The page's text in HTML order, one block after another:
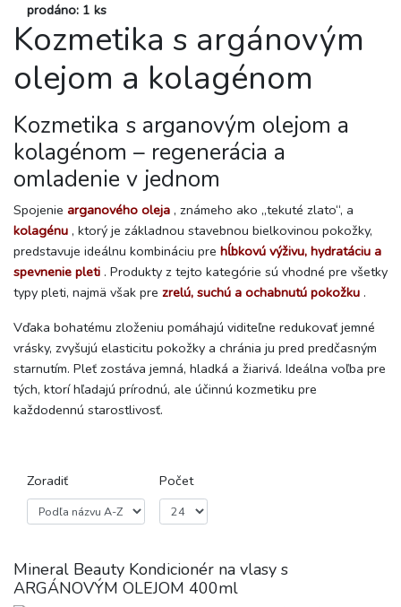
prodáno: 1 ks
Kozmetika s argánovým
olejom a kolagénom
Kozmetika s arganovým olejom a
kolagénom – regenerácia a
omladenie v jednom
Spojenie arganového oleja , známeho ako „tekuté zlato“, a
kolagénu , ktorý je základnou stavebnou bielkovinou pokožky,
predstavuje ideálnu kombináciu pre hĺbkovú výživu, hydratáciu a
spevnenie pleti . Produkty z tejto kategórie sú vhodné pre všetky
typy pleti, najmä však pre zrelú, suchú a ochabnutú pokožku .
Vďaka bohatému zloženiu pomáhajú viditeľne redukovať jemné
vrásky, zvyšujú elasticitu pokožky a chránia ju pred predčasným
starnutím. Pleť zostáva jemná, hladká a žiarivá. Ideálna voľba pre
tých, ktorí hľadajú prírodnú, ale účinnú kozmetiku pre
každodennú starostlivosť.
Zoradiť Počet
Mineral Beauty Kondicionér na vlasy s
ARGÁNOVÝM OLEJOM 400ml